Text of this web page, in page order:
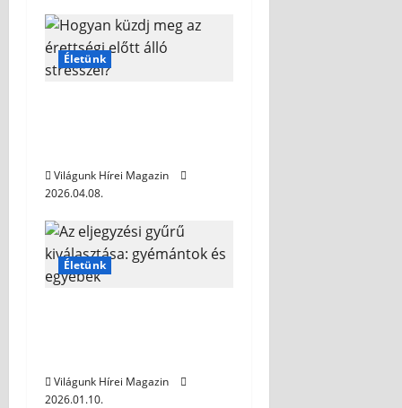
Életünk
Világunk Hírei Magazin
2026.04.08.
Életünk
Világunk Hírei Magazin
2026.01.10.